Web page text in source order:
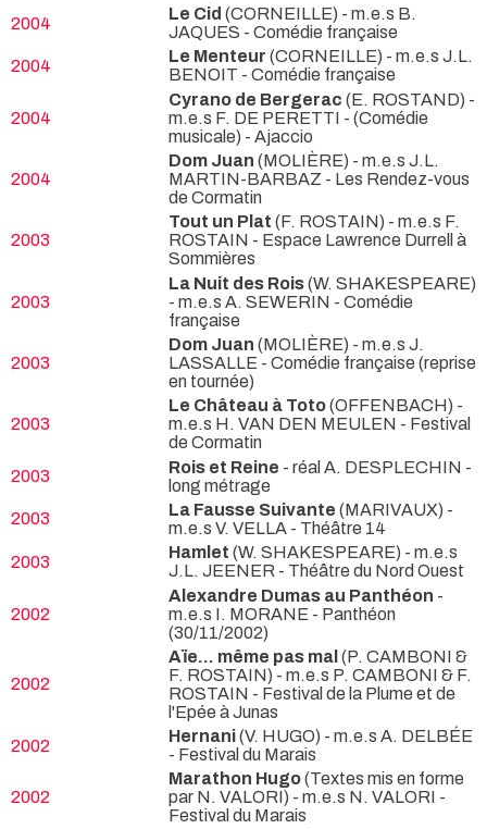
2004
Le Cid (CORNEILLE) - m.e.s B.
JAQUES - Comédie française
2004
Le Menteur (CORNEILLE) - m.e.s J.L.
BENOIT - Comédie française
2004
Cyrano de Bergerac (E. ROSTAND) -
m.e.s F. DE PERETTI - (Comédie
musicale) - Ajaccio
2004
Dom Juan (MOLIÈRE) - m.e.s J.L.
MARTIN-BARBAZ - Les Rendez-vous
de Cormatin
2003
Tout un Plat (F. ROSTAIN) - m.e.s F.
ROSTAIN - Espace Lawrence Durrell à
Sommières
2003
La Nuit des Rois(W. SHAKESPEARE)
- m.e.s A. SEWERIN - Comédie
française
2003
Dom Juan (MOLIÈRE) - m.e.s J.
LASSALLE - Comédie française (reprise
en tournée)
2003
Le Château à Toto(OFFENBACH) -
m.e.s H. VAN DEN MEULEN - Festival
de Cormatin
2003
Rois et Reine - réal A. DESPLECHIN -
long métrage
2003
La Fausse Suivante (MARIVAUX) -
m.e.s V. VELLA - Théâtre 14
2003
Hamlet (W. SHAKESPEARE) - m.e.s
J.L. JEENER - Théâtre du Nord Ouest
2002
Alexandre Dumas au Panthéon -
m.e.s I. MORANE - Panthéon
(30/11/2002)
2002
Aïe... même pas mal (P. CAMBONI &
F. ROSTAIN) - m.e.s P. CAMBONI & F.
ROSTAIN - Festival de la Plume et de
l'Epée à Junas
2002
Hernani(V. HUGO) - m.e.s A. DELBÉE
- Festival du Marais
2002
Marathon Hugo(Textes mis en forme
par N. VALORI) - m.e.s N. VALORI -
Festival du Marais